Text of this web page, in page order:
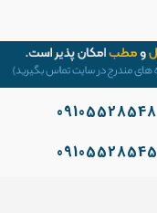
09105528548
09105528545